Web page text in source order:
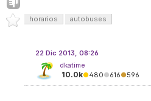
horarios autobuses
22 Dic 2013, 08:26
dkatime
10.0k●480●616●596